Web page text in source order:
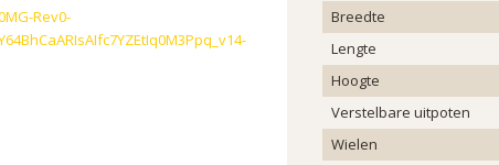
Rev0-
Breedte
Lengte
Hoogte
Verstelbare uitpoten
Wielen